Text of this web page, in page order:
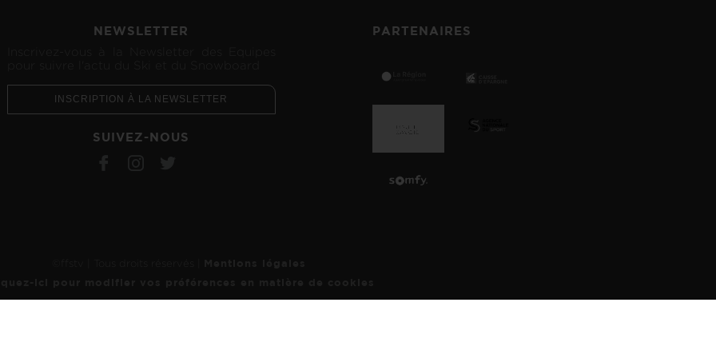
en garantissant la conformité avec les réglementations. Personnalisez vos préférences pour contrôler la manière dont vos informations sont manipulées.
NEWSLETTER
INSCRIPTION À LA NEWSLETTER
SUIVEZ-NOUS
PARTENAIRES